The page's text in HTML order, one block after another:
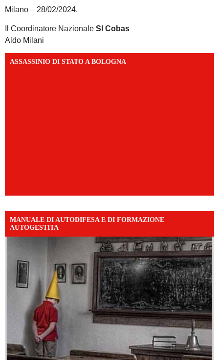
Milano – 28/02/2024,
Il Coordinatore Nazionale SI Cobas
Aldo Milani
ASSASSINIO DI STATO A BOLOGNA
MANUALE DI AUTODIFESA E DI FORMAZIONE
AUTOGESTITA